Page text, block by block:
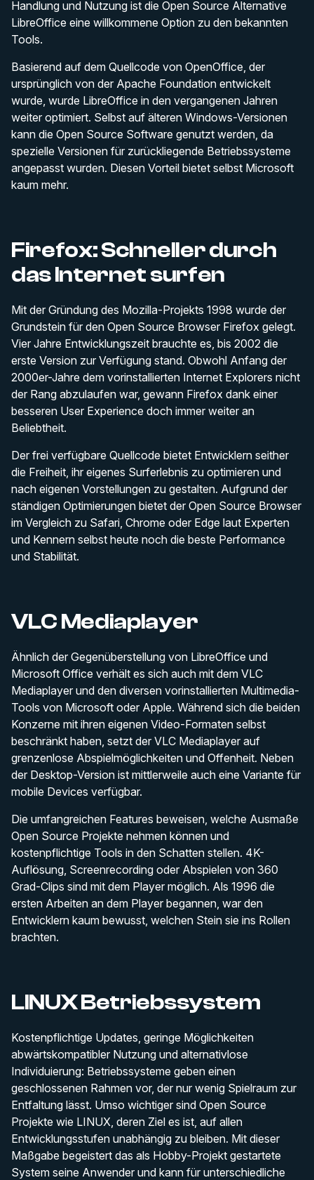
Handlung und Nutzung ist die Open Source Alternative
LibreOffice eine willkommene Option zu den bekannten
Tools.
Basierend auf dem Quellcode von OpenOffice, der
ursprünglich von der Apache Foundation entwickelt
wurde, wurde LibreOffice in den vergangenen Jahren
weiter optimiert. Selbst auf älteren Windows-Versionen
kann die Open Source Software genutzt werden, da
spezielle Versionen für zurückliegende Betriebssysteme
angepasst wurden. Diesen Vorteil bietet selbst Microsoft
kaum mehr.
Firefox: Schneller durch
das Internet surfen
Mit der Gründung des Mozilla-Projekts 1998 wurde der
Grundstein für den Open Source Browser Firefox gelegt.
Vier Jahre Entwicklungszeit brauchte es, bis 2002 die
erste Version zur Verfügung stand. Obwohl Anfang der
2000er-Jahre dem vorinstallierten Internet Explorers nicht
der Rang abzulaufen war, gewann Firefox dank einer
besseren User Experience doch immer weiter an
Beliebtheit.
Der frei verfügbare Quellcode bietet Entwicklern seither
die Freiheit, ihr eigenes Surferlebnis zu optimieren und
nach eigenen Vorstellungen zu gestalten. Aufgrund der
ständigen Optimierungen bietet der Open Source Browser
im Vergleich zu Safari, Chrome oder Edge laut Experten
und Kennern selbst heute noch die beste Performance
und Stabilität.
VLC Mediaplayer
Ähnlich der Gegenüberstellung von LibreOffice und
Microsoft Office verhält es sich auch mit dem VLC
Mediaplayer und den diversen vorinstallierten Multimedia-
Tools von Microsoft oder Apple. Während sich die beiden
Konzerne mit ihren eigenen Video-Formaten selbst
beschränkt haben, setzt der VLC Mediaplayer auf
grenzenlose Abspielmöglichkeiten und Offenheit. Neben
der Desktop-Version ist mittlerweile auch eine Variante für
mobile Devices verfügbar.
Die umfangreichen Features beweisen, welche Ausmaße
Open Source Projekte nehmen können und
kostenpflichtige Tools in den Schatten stellen. 4K-
Auflösung, Screenrecording oder Abspielen von 360
Grad-Clips sind mit dem Player möglich. Als 1996 die
ersten Arbeiten an dem Player begannen, war den
Entwicklern kaum bewusst, welchen Stein sie ins Rollen
brachten.
LINUX Betriebssystem
Kostenpflichtige Updates, geringe Möglichkeiten
abwärtskompatibler Nutzung und alternativlose
Individuierung: Betriebssysteme geben einen
geschlossenen Rahmen vor, der nur wenig Spielraum zur
Entfaltung lässt. Umso wichtiger sind Open Source
Projekte wie LINUX, deren Ziel es ist, auf allen
Entwicklungsstufen unabhängig zu bleiben. Mit dieser
Maßgabe begeistert das als Hobby-Projekt gestartete
System seine Anwender und kann für unterschiedliche